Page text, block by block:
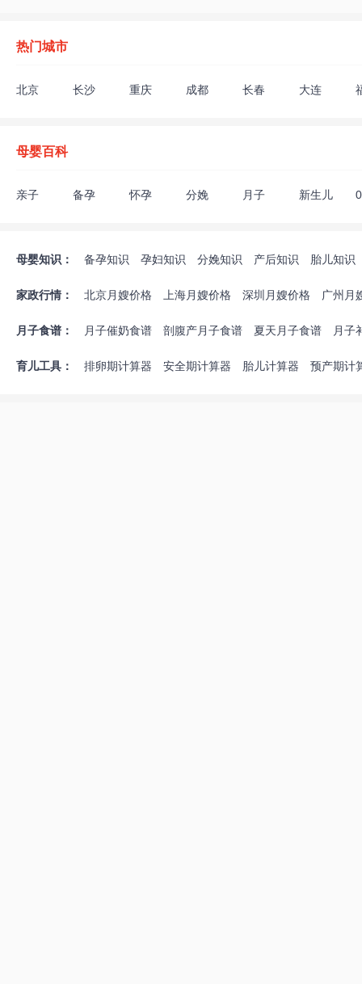
热门城市
北京 长沙 重庆 成都 长春 大连
母婴百科
亲子 备孕 怀孕 分娩 月子 新生儿
产后疾病
月子禁忌 催乳回奶 避孕方法 新生儿喂养
新生儿护
婴儿疾病
婴儿早教 奶粉辅食 能力培养 游戏玩具 幼儿喂养
母婴知识： 备孕知识 孕妇知识 分娩知识 产后知识
胎儿知识
家政行情：
北京月嫂价格 上海月嫂价格 深圳月嫂价格
广州月
月子食谱： 月子催奶食谱 剖腹产月子食谱 夏天月子食谱 月子
育儿工具： 排卵期计算器 安全期计算器 胎儿计算器
预产期计